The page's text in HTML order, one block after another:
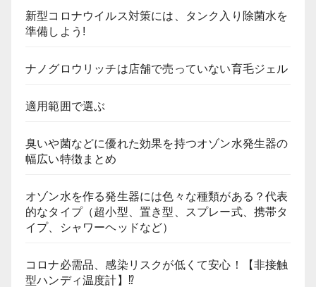
新型コロナウイルス対策には、タンク入り除菌水を
準備しよう!
ナノグロウリッチは店舗で売っていない育毛ジェル
適用範囲で選ぶ
臭いや菌などに優れた効果を持つオゾン水発生器の
幅広い特徴まとめ
オゾン水を作る発生器には色々な種類がある？代表
的なタイプ（超小型、置き型、スプレー式、携帯タ
イプ、シャワーヘッドなど）
コロナ必需品、感染リスクが低くて安心！【非接触
型ハンディ温度計】⁉